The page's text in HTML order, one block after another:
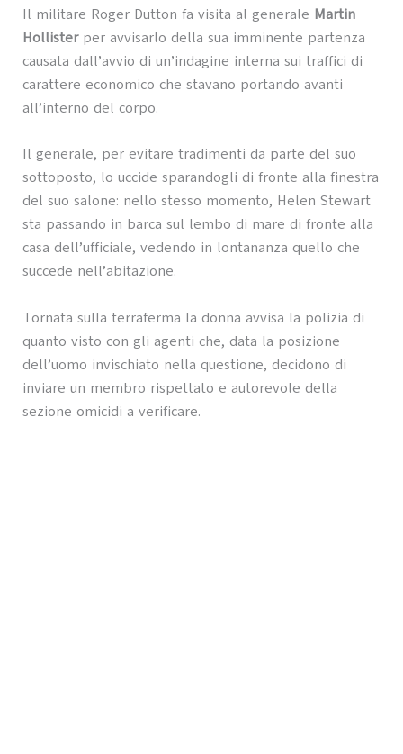
Il militare Roger Dutton fa visita al generale Martin
Hollisterper avvisarlo della sua imminente partenza
causata dall’avvio di un’indagine interna sui traffici di
carattere economico che stavano portando avanti
all’interno del corpo.
Il generale, per evitare tradimenti da parte del suo
sottoposto, lo uccide sparandogli di fronte alla finestra
del suo salone: nello stesso momento, Helen Stewart
sta passando in barca sul lembo di mare di fronte alla
casa dell’ufficiale, vedendo in lontananza quello che
succede nell’abitazione.
Tornata sulla terraferma la donna avvisa la polizia di
quanto visto con gli agenti che, data la posizione
dell’uomo invischiato nella questione, decidono di
inviare un membro rispettato e autorevole della
sezione omicidi a verificare.